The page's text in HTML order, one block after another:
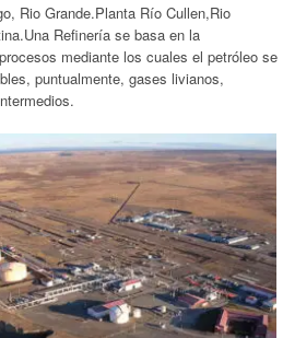
Rio Grande.Planta Río Cullen,Rio
Refinería se basa en la
mediante los cuales el petróleo se
puntualmente, gases livianos,